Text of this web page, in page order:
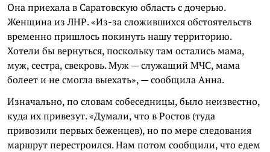
Она приехала в Саратовскую область с дочерью.
Женщина из ЛНР. «Из-за сложившихся обстоятельств
временно пришлось покинуть нашу территорию.
Хотели бы вернуться, поскольку там остались мама,
муж, сестра, свекровь. Муж — служащий МЧС, мама
болеет и не смогла выехать», — сообщила Анна.
Изначально, по словам собеседницы, было неизвестно,
куда их привезут. «Думали, что в Ростов (туда
привозили первых беженцев), но по мере следования
маршрут перестроился. Нам потом сообщили, что едем